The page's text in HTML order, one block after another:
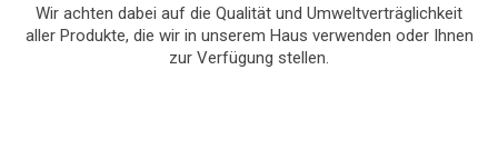
Wir achten dabei auf die Qualität und Umweltverträglichkeit
aller Produkte, die wir in unserem Haus verwenden oder Ihnen
zur Verfügung stellen.